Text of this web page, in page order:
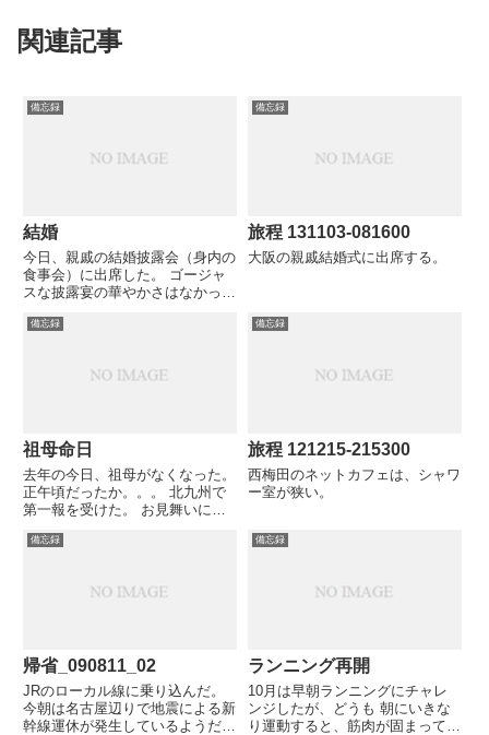
関連記事
備忘録
結婚
今日、親戚の結婚披露会（身内の
食事会）に出席した。 ゴージャ
スな披露宴の華やかさはなかった
で、やはり新郎新婦からは新しい
と、１９９６年には同様に、家族
備忘録
旅程 131103-081600
大阪の親戚結婚式に出席する。
備忘録
祖母命日
去年の今日、祖母がなくなった。
正午頃だったか。。。 北九州で
第一報を受けた。 お見舞いに帰
備忘録
旅程 121215-215300
西梅田のネットカフェは、シャワ
ー室が狭い。
備忘録
帰省_090811_02
JRのローカル線に乗り込んだ。
今朝は名古屋辺りで地震による新
幹線運休が発生しているようだ。
備忘録
ランニング再開
10月は早朝ランニングにチャレ
ンジしたが、どうも 朝にいきな
り運動すると、筋肉が固まってい